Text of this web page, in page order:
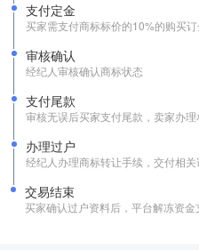
支付定金
买家需支付商标标价的10%的购买订
审核确认
经纪人审核确认商标状态
支付尾款
审核无误后买家支付尾款，卖家办理
办理过户
经纪人办理商标转让手续，交付相关
交易结束
买家确认过户资料后，平台解冻资金